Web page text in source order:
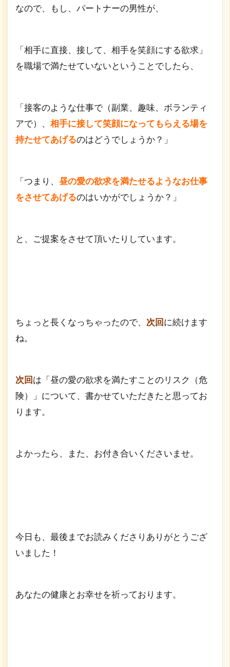
なので、もし、パートナーの男性が、
「相手に直接、接して、相手を笑顔にする欲求」
を職場で満たせていないということでしたら、
「接客のような仕事で（副業、趣味、ボランティ
アで）、 相手に接して笑顔になってもらえる場を
持たせてあげるのはどうでしょうか？」
「つまり、 昼の愛の欲求を満たせるようなお仕事
をさせてあげるのはいかがでしょうか？」
と、ご提案をさせて頂いたりしています。
ちょっと長くなっちゃったので、 次回 に続けます
ね。
次回 は「昼の愛の欲求を満たすことのリスク（危
険）」について、書かせていただきたと思ってお
ります。
よかったら、また、お付き合いくださいませ。
今日も、最後までお読みくださりありがとうござ
いました！
あなたの健康とお幸せを祈っております。